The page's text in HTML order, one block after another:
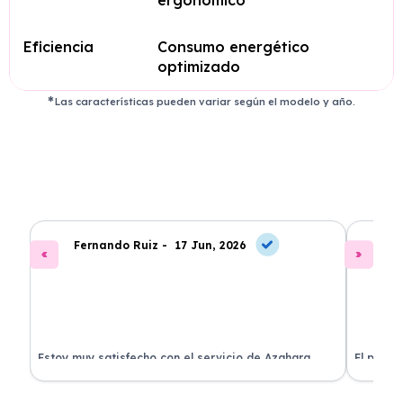
Eficiencia
Consumo energético
optimizado
Las características pueden variar según el modelo y año.
Fernando Ruiz - 17 Jun, 2026
Estoy muy satisfecho con el servicio de Azahara
Renting. El coche está en perfectas condiciones y el
El
llegó